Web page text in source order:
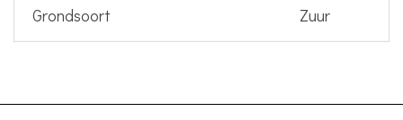
Grondsoort Zuur